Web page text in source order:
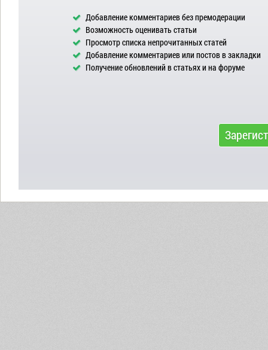
Добавление комментариев без премодерации
Возможность оценивать статьи
Просмотр списка непрочитанных статей
Добавление комментариев или постов в закладки
Получение обновлений в статьях и на форуме